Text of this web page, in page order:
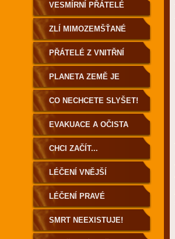
VESMÍRNÍ PŘÁTELÉ
ZLÍ MIMOZEMŠŤANÉ
PŘÁTELÉ Z VNITŘNÍ
ZEMĚ
PLANETA ZEMĚ JE
DUTÁ!
CO NECHCETE SLYŠET!
EVAKUACE A OČISTA
ZEMĚ
CHCI ZAČÍT...
LÉČENÍ VNĚJŠÍ
LÉČENÍ PRAVÉ
SMRT NEEXISTUJE!